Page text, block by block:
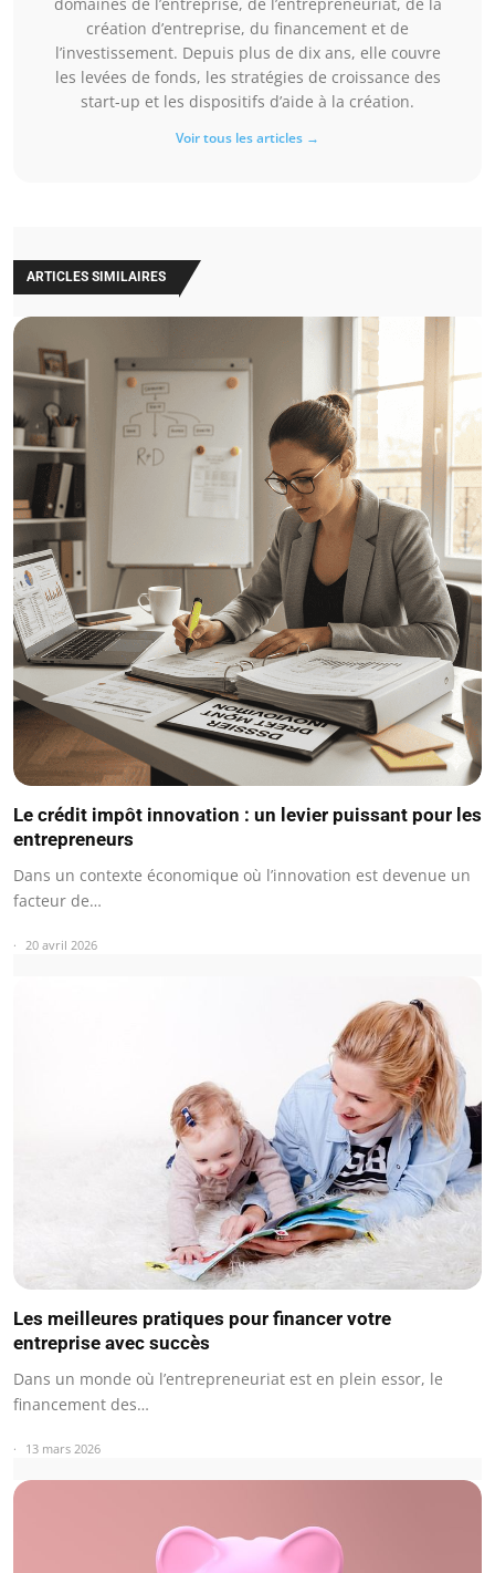
création d’entreprise, du financement et de
l’investissement. Depuis plus de dix ans, elle couvre
les levées de fonds, les stratégies de croissance des
start-up et les dispositifs d’aide à la création.
Voir tous les articles →
ARTICLES SIMILAIRES
Le crédit impôt innovation : un levier puissant pour les
entrepreneurs
Dans un contexte économique où l’innovation est devenue un
facteur de…
20 avril 2026
Les meilleures pratiques pour financer votre
entreprise avec succès
Dans un monde où l’entrepreneuriat est en plein essor, le
financement des…
13 mars 2026